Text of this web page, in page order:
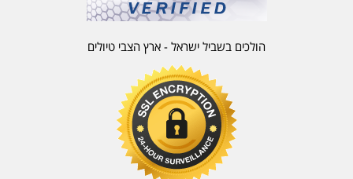
הולכים בשביל ישראל - ארץ הצבי טיולים